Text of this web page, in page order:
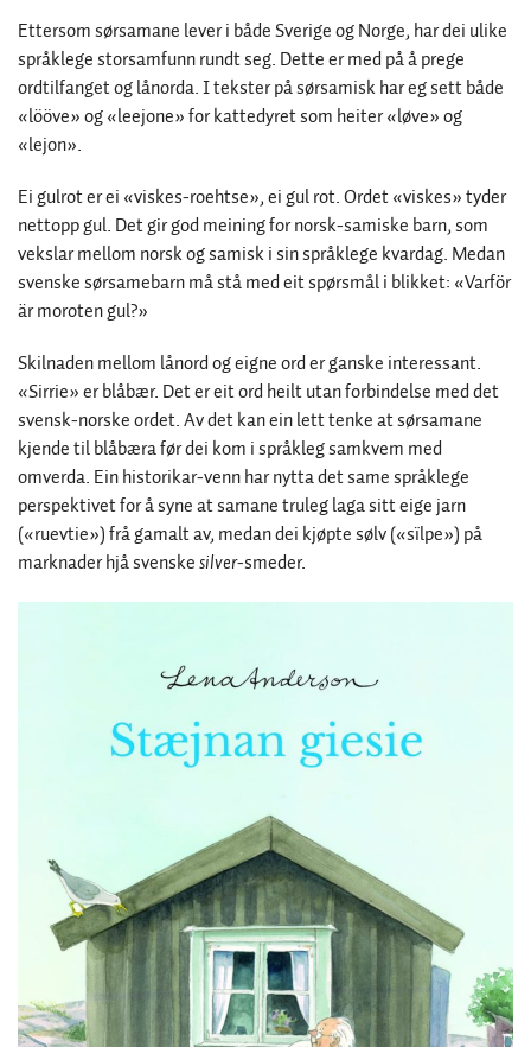
Ettersom sørsamane lever i både Sverige og Norge, har dei ulike
språklege storsamfunn rundt seg. Dette er med på å prege
ordtilfanget og lånorda. I tekster på sørsamisk har eg sett både
«lööve» og «leejone» for kattedyret som heiter «løve» og
«lejon».
Ei gulrot er ei «viskes-roehtse», ei gul rot. Ordet «viskes» tyder
nettopp gul. Det gir god meining for norsk-samiske barn, som
vekslar mellom norsk og samisk i sin språklege kvardag. Medan
svenske sørsamebarn må stå med eit spørsmål i blikket: «Varför
är moroten gul?»
Skilnaden mellom lånord og eigne ord er ganske interessant.
«Sirrie» er blåbær. Det er eit ord heilt utan forbindelse med det
svensk-norske ordet. Av det kan ein lett tenke at sørsamane
kjende til blåbæra før dei kom i språkleg samkvem med
omverda. Ein historikar-venn har nytta det same språklege
perspektivet for å syne at samane truleg laga sitt eige jarn
(«ruevtie») frå gamalt av, medan dei kjøpte sølv («sïlpe») på
marknader hjå svenskesilver-smeder.